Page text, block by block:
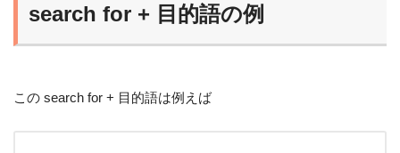
search for + 目的語の例
この search for + 目的語は例えば